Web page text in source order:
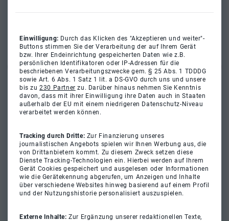
Einwilligung: Durch das Klicken des "Akzeptieren und weiter"-
Buttons stimmen Sie der Verarbeitung der auf Ihrem Gerät
bzw. Ihrer Endeinrichtung gespeicherten Daten wie z.B.
persönlichen Identifikatoren oder IP-Adressen für die
beschriebenen Verarbeitungszwecke gem. § 25 Abs. 1 TDDDG
sowie Art. 6 Abs. 1 Satz 1 lit. a DS-GVO durch uns und unsere
bis zu230 Partner zu. Darüber hinaus nehmen Sie Kenntnis
davon, dass mit ihrer Einwilligung ihre Daten auch in Staaten
außerhalb der EU mit einem niedrigeren Datenschutz-Niveau
verarbeitet werden können.
Tracking durch Dritte: Zur Finanzierung unseres
journalistischen Angebots spielen wir Ihnen Werbung aus, die
von Drittanbietern kommt. Zu diesem Zweck setzen diese
Dienste Tracking-Technologien ein. Hierbei werden auf Ihrem
Gerät Cookies gespeichert und ausgelesen oder Informationen
wie die Gerätekennung abgerufen, um Anzeigen und Inhalte
über verschiedene Websites hinweg basierend auf einem Profil
und der Nutzungshistorie personalisiert auszuspielen.
Externe Inhalte:Zur Ergänzung unserer redaktionellen Texte,